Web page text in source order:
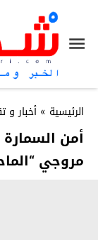
الرئيسية » أخبار و
أمن
مروجي